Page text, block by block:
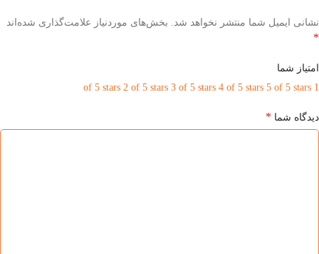
نشانی ایمیل شما منتشر نخواهد شد. بخش‌های موردنیاز علامت‌گذاری شده‌اند
*
امتیاز شما
1 of 5 stars
2 of 5 stars 3 of 5 stars 4 of 5 stars 5 of 5 stars
دیدگاه شما *